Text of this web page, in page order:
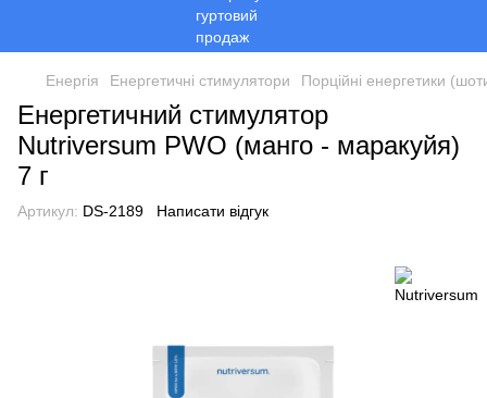
Енергія Енергетичні стимулятори Порційні енергетики
Енергетичний стимулятор
Nutriversum PWO (манго - маракуйя)
7 г
Артикул: DS-2189 Написати відгук